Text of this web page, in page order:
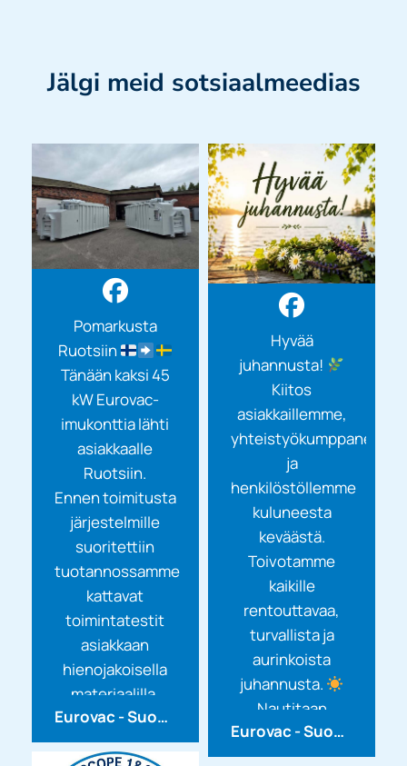
Jälgi meid sotsiaalmeedias
Pomarkusta
Ruotsiin
Tänään kaksi 45
kW Eurovac-
imukonttia lähti
asiakkaalle
Ruotsiin.
Ennen toimitusta
järjestelmille
suoritettiin
tuotannossamme
kattavat
toimintatestit
asiakkaan
hienojakoisella
materiaalilla.
Näin...
Eurovac - Suomen Imurikeskus Oy
Hyvää
juhannusta!
Kiitos
asiakkaillemme,
ja
henkilöstöllemme
kuluneesta
keväästä.
Toivotamme
kaikille
rentouttavaa,
turvallista ja
aurinkoista
juhannusta.
Nautitaan
Suomen kesän
valosta,
Eurovac - Suomen Imurikeskus Oy